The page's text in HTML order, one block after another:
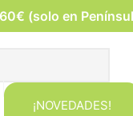
(solo en
¡NOVEDADES!